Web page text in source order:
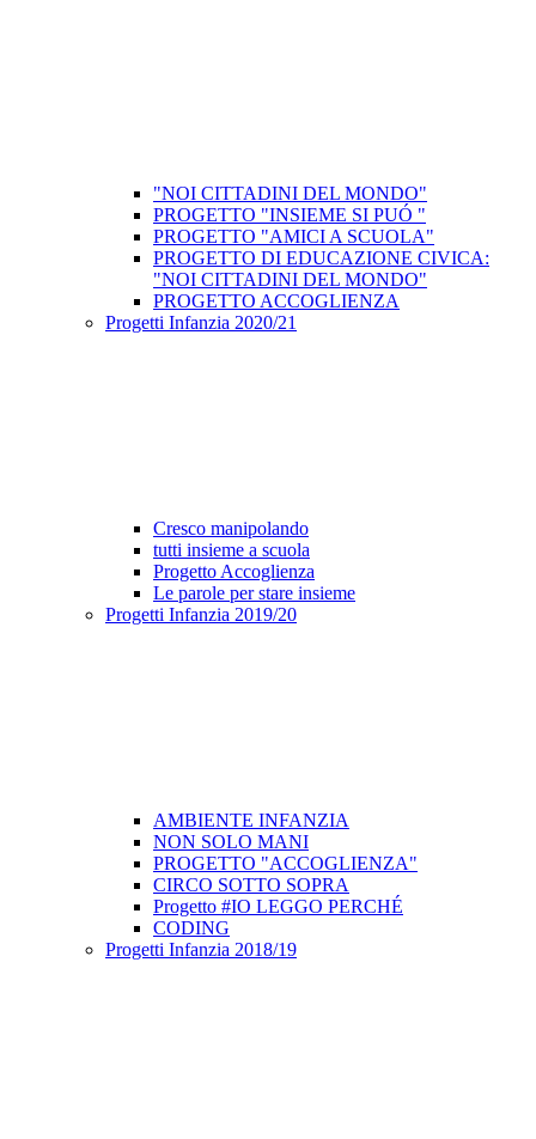
"NOI CITTADINI DEL MONDO"
PROGETTO "INSIEME SI PUÓ "
PROGETTO "AMICI A SCUOLA"
PROGETTO DI EDUCAZIONE CIVICA:
"NOI CITTADINI DEL MONDO"
PROGETTO ACCOGLIENZA
Progetti Infanzia 2020/21
Cresco manipolando
tutti insieme a scuola
Progetto Accoglienza
Le parole per stare insieme
Progetti Infanzia 2019/20
AMBIENTE INFANZIA
NON SOLO MANI
PROGETTO "ACCOGLIENZA"
CIRCO SOTTO SOPRA
Progetto #IO LEGGO PERCHÉ
CODING
Progetti Infanzia 2018/19